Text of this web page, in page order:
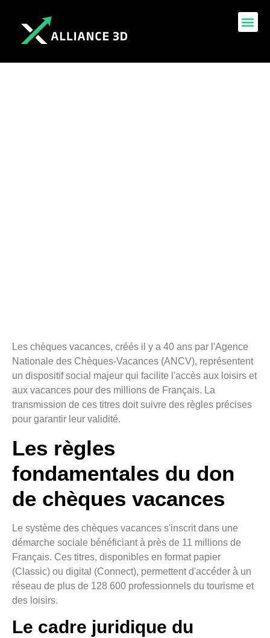
Les chèques vacances, créés il y a 40 ans par l'Agence
Nationale des Chèques-Vacances (ANCV), représentent
un dispositif social majeur qui facilite l'accès aux loisirs et
aux vacances pour des millions de Français. La
transmission de ces titres doit suivre des règles précises
pour garantir leur validité.
Les règles
fondamentales du don
de chèques vacances
Le système des chèques vacances s'inscrit dans une
démarche sociale bénéficiant à près de 11 millions de
Français. Ces titres, disponibles en format papier
(Classic) ou digital (Connect), permettent d'accéder à un
réseau de plus de 128 600 professionnels du tourisme et
des loisirs.
Le cadre juridique du